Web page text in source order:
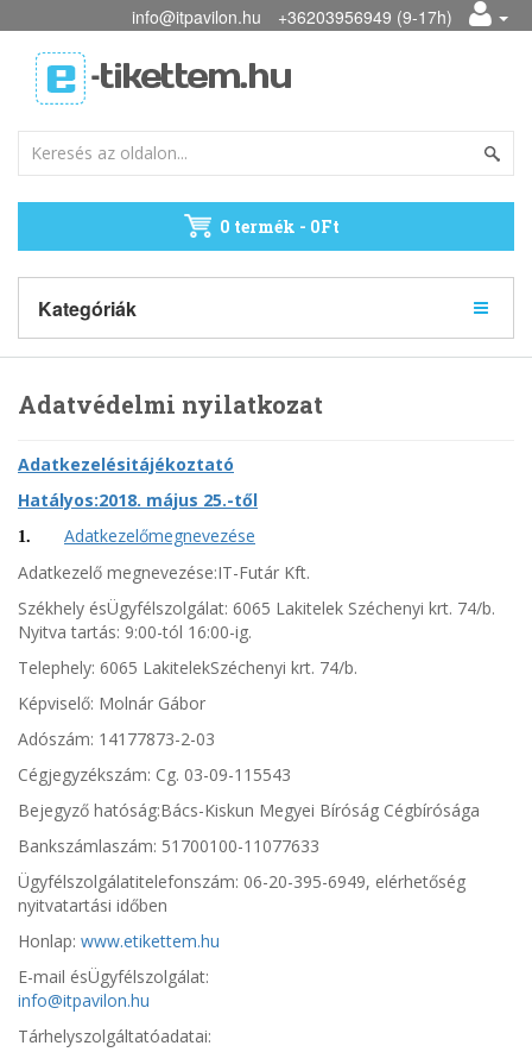
info@itpavilon.hu +36203956949 (9-17h)
0 termék - 0Ft
Kategóriák
Adatvédelmi nyilatkozat
Adatkezelésitájékoztató
Hatályos:2018. május 25.-től
1.
Adatkezelőmegnevezése
Adatkezelő megnevezése:IT-Futár Kft.
Székhely ésÜgyfélszolgálat: 6065 Lakitelek Széchenyi krt. 74/b.
Nyitva tartás: 9:00-tól 16:00-ig.
Telephely: 6065 LakitelekSzéchenyi krt. 74/b.
Képviselő: Molnár Gábor
Adószám: 14177873-2-03
Cégjegyzékszám: Cg. 03-09-115543
Bejegyző hatóság:Bács-Kiskun Megyei Bíróság Cégbírósága
Bankszámlaszám: 51700100-11077633
Ügyfélszolgálatitelefonszám: 06-20-395-6949, elérhetőség
nyitvatartási időben
Honlap: www.etikettem.hu
E-mail ésÜgyfélszolgálat:
info@itpavilon.hu
Tárhelyszolgáltatóadatai: